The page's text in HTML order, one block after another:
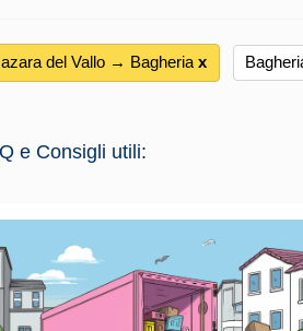
del Vallo → Bagheria х
e Consigli utili: